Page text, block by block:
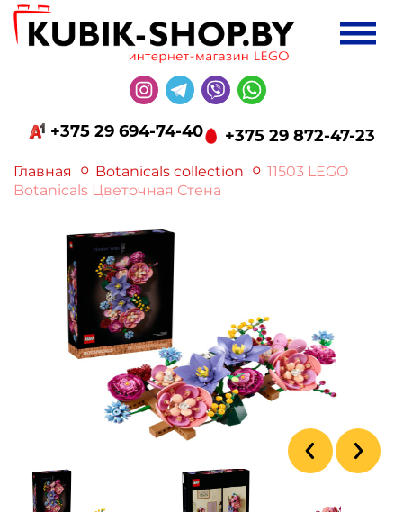
+375 29 694-74-40 +375 29 872-47-23
Главная Botanicals collection
11503 LEGO
Botanicals Цветочная Стена